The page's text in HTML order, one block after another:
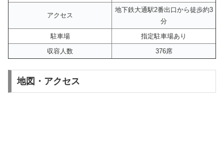
アクセス
地下鉄大通駅2番出口から徒歩約3
分
駐車場
指定駐車場あり
収容人数
376席
地図・アクセス